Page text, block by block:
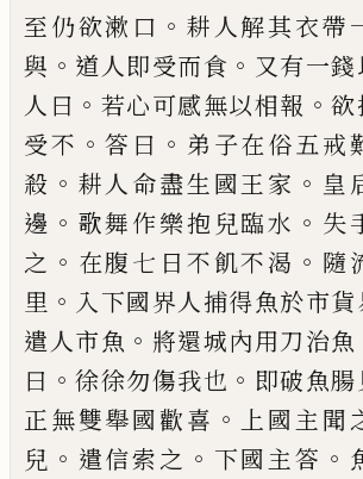
至仍欲漱口 。 耕人解其衣帶
與 。 道人即受而食 。 又有一
人曰 。 若心可感無以相報 。欲
受不 。答曰 。 弟子在俗五戒
殺 。 耕人命盡生國王家 。 皇
邊 。 歌舞作樂抱兒臨水 。 失
之 。 在腹七日不飢不渴 。 隨
里 。 入下國界人捕得魚於市貨
遣人市魚 。 將還城內用刀治魚
曰 。徐徐勿傷我也 。 即破魚腸
正無雙舉國歡喜 。 上國主聞
兒 。 遣信索之 。 下國主答 。